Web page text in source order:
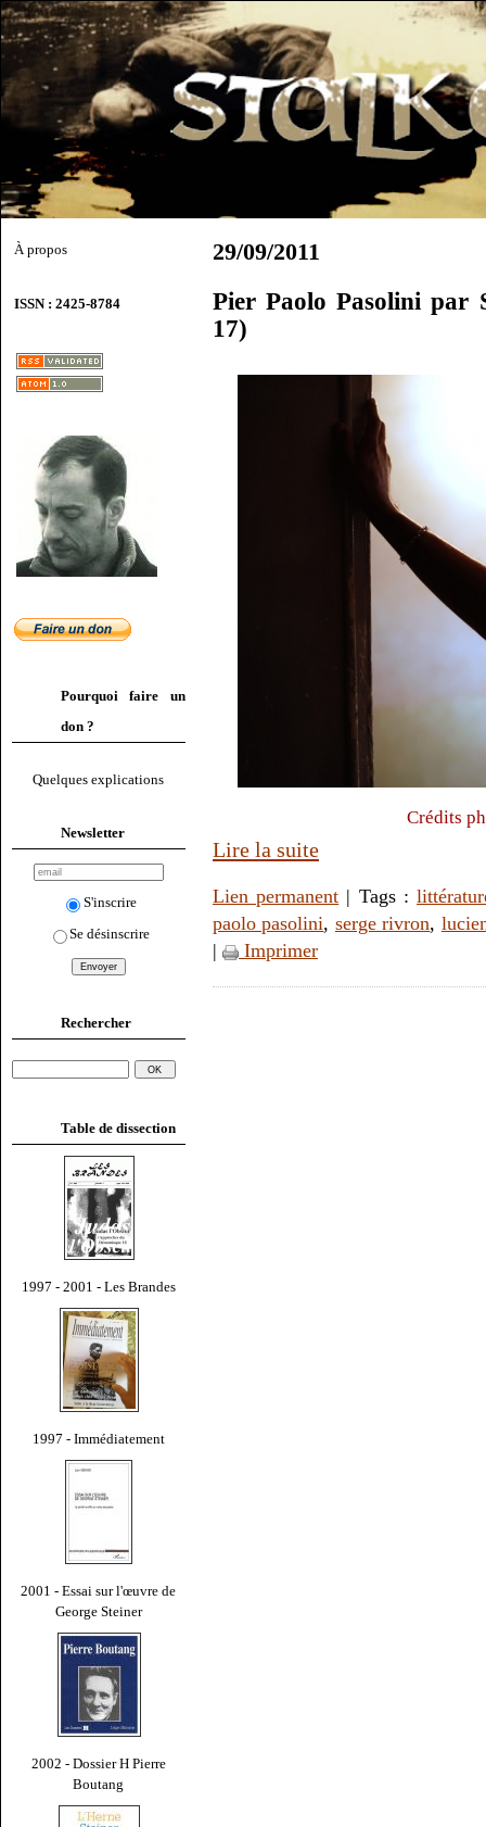
À propos
ISSN : 2425-8784
Pourquoi faire un
don ?
Quelques explications
Newsletter
S'inscrire
Se désinscrire
Rechercher
Table de dissection
1997 - 2001 - Les Brandes
1997 - Immédiatement
2001 - Essai sur l'œuvre de
George Steiner
2002 - Dossier H Pierre
Boutang
29/09/2011
Pier Paolo Pasolini par
17)
Crédits
Lire la suite
Lien permanent | Tags :
paolo pasolini, serge rivron,
|
Imprimer